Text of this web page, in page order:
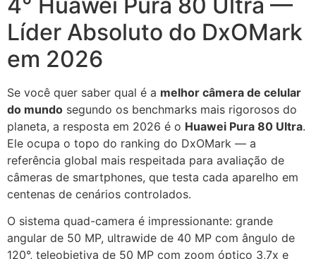
Líder Absoluto do DxOMark
em 2026
Se você quer saber qual é a melhor câmera de celular
do mundo segundo os benchmarks mais rigorosos do
planeta, a resposta em 2026 é o Huawei Pura 80 Ultra.
Ele ocupa o topo do ranking do DxOMark — a
referência global mais respeitada para avaliação de
câmeras de smartphones, que testa cada aparelho em
centenas de cenários controlados.
O sistema quad-camera é impressionante: grande
angular de 50 MP, ultrawide de 40 MP com ângulo de
120°, teleobjetiva de 50 MP com zoom óptico 3,7x e